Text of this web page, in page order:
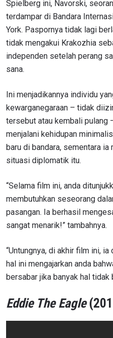
Spielberg ini, Navorski,
terdampar di Bandara
York. Paspornya tidak lagi
tidak mengakui Krakozhia
independen setelah perang
sana.
Ini menjadikannya individu
kewarganegaraan – tidak
tersebut atau kembali pulang
menjalani kehidupan
baru di bandara, sementara
situasi diplomatik itu.
“Selama film ini, anda
membutuhkan seseorang
pasangan. Ia berhasil
sangat menarik!” tambahnya.
“Untungnya, di akhir film ini,
hal ini mengajarkan anda
bersabar jika banyak hal tidak
Eddie The Eagle